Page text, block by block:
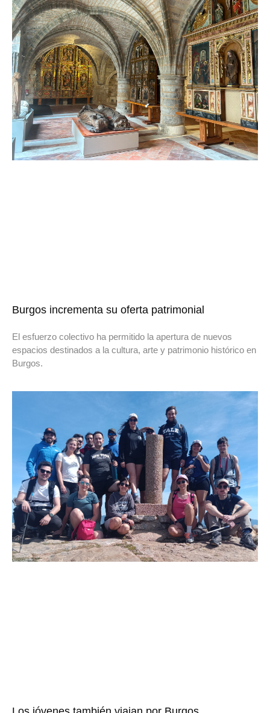
Burgos incrementa su oferta patrimonial
El esfuerzo colectivo ha permitido la apertura de nuevos
espacios destinados a la cultura, arte y patrimonio histórico en
Burgos.